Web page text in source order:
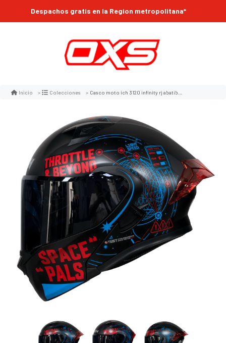
Despachos a todo chile
Inicio Colecciones Casco moto ich 3120 infinity rj abatible con sun visor certificación dot